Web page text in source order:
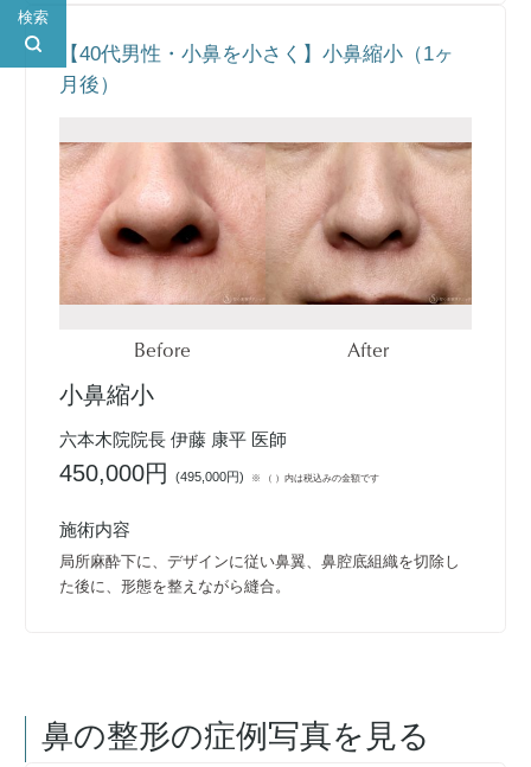
検索
【40代男性・小鼻を小さく】小鼻縮小（1ヶ
月後）
Before After
小鼻縮小
六本木院院長 伊藤 康平 医師
450,000円(495,000円) ※ （ ）内は税込みの金額です
施術内容
局所麻酔下に、デザインに従い鼻翼、鼻腔底組織を切除し
た後に、形態を整えながら縫合。
鼻の整形の症例写真を見る